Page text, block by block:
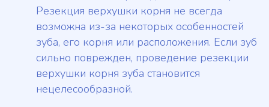
Резекция верхушки корня не всегда
возможна из-за некоторых особенностей
зуба, его корня или расположения. Если зуб
сильно поврежден, проведение резекции
верхушки корня зуба становится
нецелесообразной.